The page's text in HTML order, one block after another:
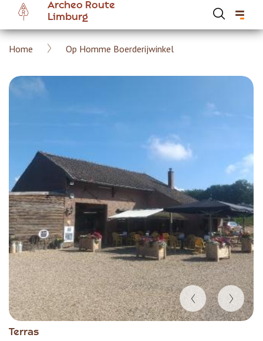
Overslaan
naar
gaan
Archeo Route
Limburg
Kruimelpad
Home Op Homme Boerderijwinkel
Terras
Item